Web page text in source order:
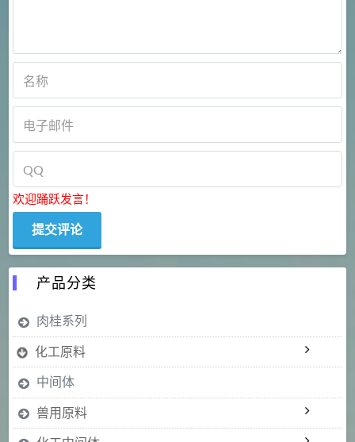
欢迎踊跃发言！
产品分类
肉桂系列
化工原料
中间体
兽用原料